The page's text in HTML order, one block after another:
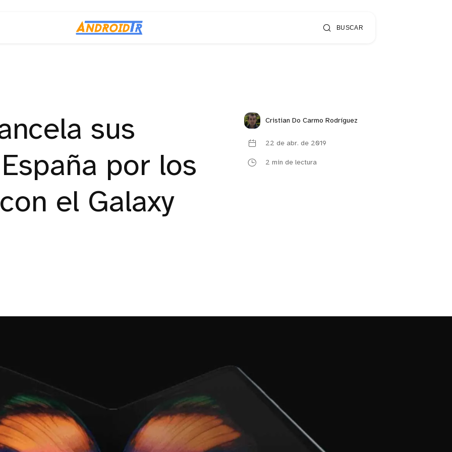
BUSCAR
sus
por los
el Galaxy
Cristian Do Carmo Rodríguez
22 de abr. de 2019
2 min de lectura